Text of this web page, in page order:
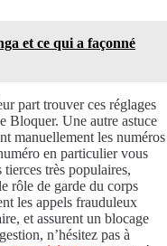
et ce qui a façonné
part trouver ces réglages
Bloquer. Une autre astuce
manuellement les numéros
en particulier vous
très populaires,
rôle de garde du corps
les appels frauduleux
et assurent un blocage
n’hésitez pas à